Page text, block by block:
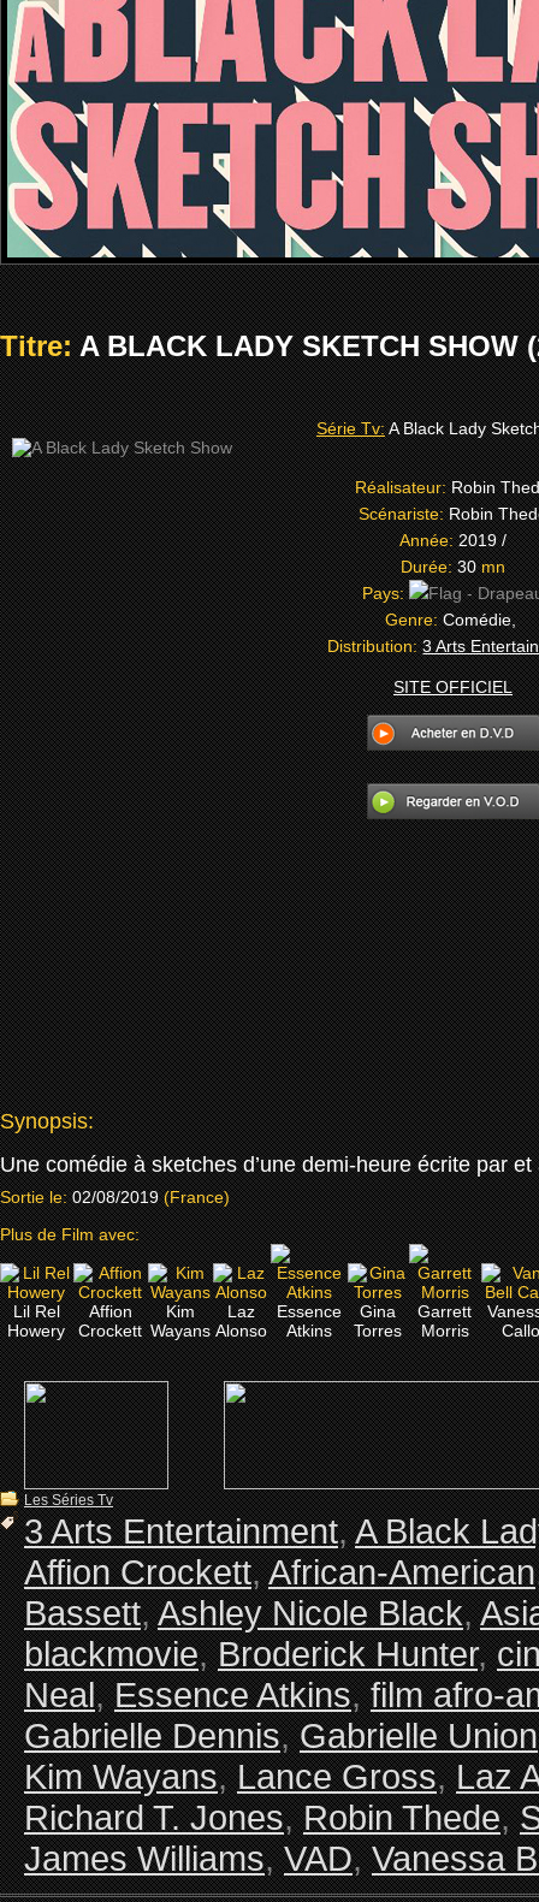
Titre:A BLACK LADY SKETCH SHOW
Série Tv:A Black Lady
Réalisateur:Robin
Scénariste:Robin
Année:2019 /
Durée:30mn
Pays:
Genre:Comédie,
Distribution:3 Arts
SITE OFFICIEL
Synopsis:
Une comédie à sketches d’une demi-heure écrite par
Sortie le: 02/08/2019 (France)
Plus de Film avec:
Lil Rel
Howery
Affion
Crockett
Kim
Wayans
Laz
Alonso
Essence
Atkins
Gina
Torres
Garrett
Morris
Les Séries Tv
3 Arts Entertainment,A Black
Affion Crockett,African-American
Bassett,Ashley Nicole Black,
blackmovie,Broderick Hunter,
Neal,Essence Atkins,film afro-
Gabrielle Dennis,Gabrielle Union
Kim Wayans,Lance Gross,Laz
Richard T. Jones,Robin Thede,
James Williams,VAD,Vanessa